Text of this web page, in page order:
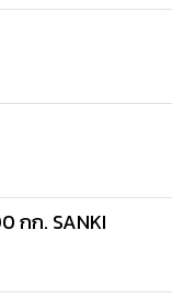
กก. SANKI